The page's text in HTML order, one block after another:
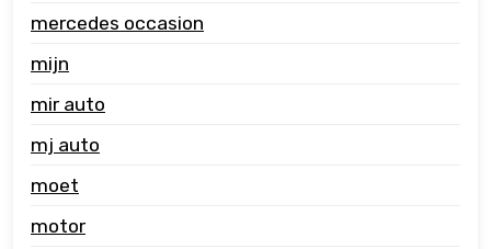
mercedes occasion
mijn
mir auto
mj auto
moet
motor